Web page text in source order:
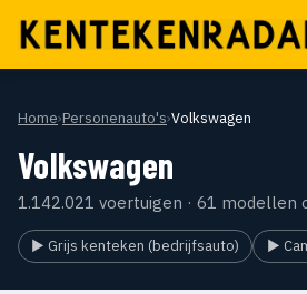
Home›Personenauto's›Volkswagen
Volkswagen
1.142.021 voertuigen · 61 modellen
▶ Grijs kenteken (bedrijfsauto) ▶